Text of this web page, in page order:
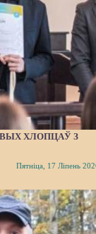
ХЛОПЦАЎ З
Пятніца, 17 Ліпень